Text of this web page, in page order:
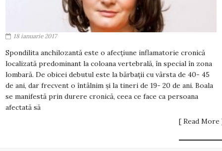
18 ianuarie 2017
Spondilita anchilozantă este o afecțiune inflamatorie cronică
localizată predominant la coloana vertebrală, în special în zona
lombară. De obicei debutul este la bărbații cu vârsta de 40- 45
de ani, dar frecvent o întâlnim și la tineri de 19- 20 de ani. Boala
se manifestă prin durere cronică, ceea ce face ca persoana
afectată să
[ Read More